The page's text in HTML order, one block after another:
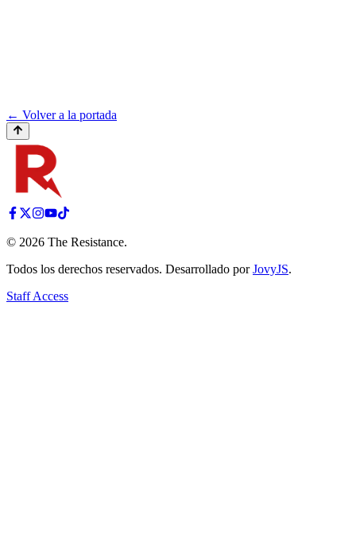
← Volver a la portada
© 2026 The Resistance.
Todos los derechos reservados. Desarrollado por JovyJS.
Staff Access